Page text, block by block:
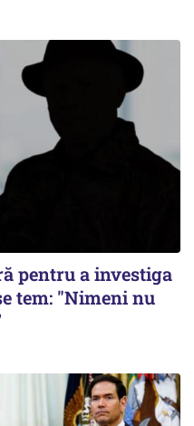
pentru a investiga
tem: "Nimeni nu